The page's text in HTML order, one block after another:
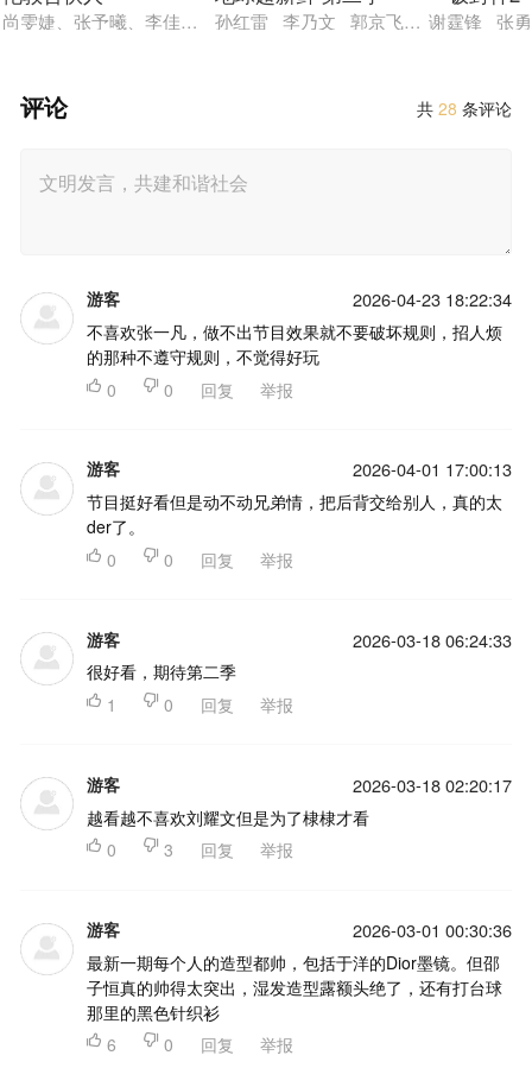
尚雯婕、张予曦、李佳琦、米卡、赵昭仪、颜安、周峻纬
孙红雷 李乃文 郭京飞 刘宇宁 龚
谢霆锋 张
共28 条评论
评论
游客 2026-04-23 18:22:34
不喜欢张一凡，做不出节目效果就不要破坏规则，招人烦
的那种不遵守规则，不觉得好玩
 0  0 回复 举报
游客 2026-04-01 17:00:13
节目挺好看但是动不动兄弟情，把后背交给别人，真的太
der了。
 0  0 回复 举报
游客 2026-03-18 06:24:33
很好看，期待第二季
 1  0 回复 举报
游客 2026-03-18 02:20:17
越看越不喜欢刘耀文但是为了棣棣才看
 0  3 回复 举报
游客 2026-03-01 00:30:36
最新一期每个人的造型都帅，包括于洋的Dior墨镜。但邵
子恒真的帅得太突出，湿发造型露额头绝了，还有打台球
那里的黑色针织衫
 6  0 回复 举报